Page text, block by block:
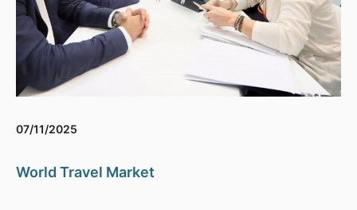
07/11/2025
World Travel Market